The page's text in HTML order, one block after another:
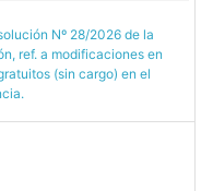
Nº 28/2026 de la
ref. a modificaciones en
(sin cargo) en el